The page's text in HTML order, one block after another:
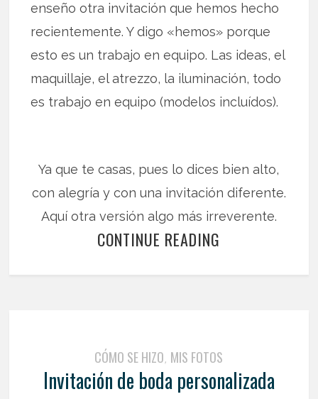
enseño otra invitación que hemos hecho
recientemente. Y digo «hemos» porque
esto es un trabajo en equipo. Las ideas, el
maquillaje, el atrezzo, la iluminación, todo
es trabajo en equipo (modelos incluídos).
Ya que te casas, pues lo dices bien alto,
con alegría y con una invitación diferente.
Aquí otra versión algo más irreverente.
CONTINUE READING
CÓMO SE HIZO, MIS FOTOS
Invitación de boda personalizada